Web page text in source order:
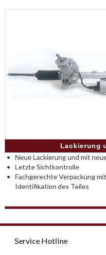
Lackierung
Neue Lackierung und mit
Letzte Sichtkontrolle
Fachgerechte Verpackung
Identifikation des Teiles
Service Hotline